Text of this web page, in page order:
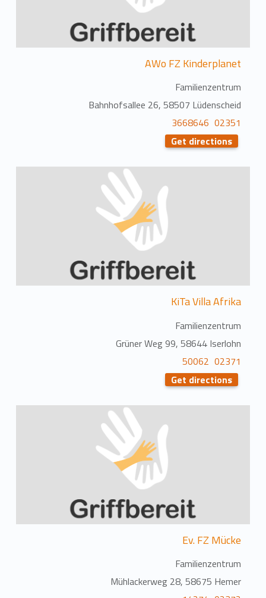
AWo FZ Kinderplanet
Familienzentrum
Bahnhofsallee 26, 58507 Lüdenscheid
02351 3668646
Get directions
KiTa Villa Afrika
Familienzentrum
Grüner Weg 99, 58644 Iserlohn
02371 50062
Get directions
Ev. FZ Mücke
Familienzentrum
Mühlackerweg 28, 58675 Hemer